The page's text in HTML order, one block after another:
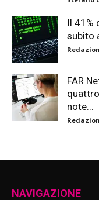
Il 41%
subito
FAR
note...
NAVIGAZIONE